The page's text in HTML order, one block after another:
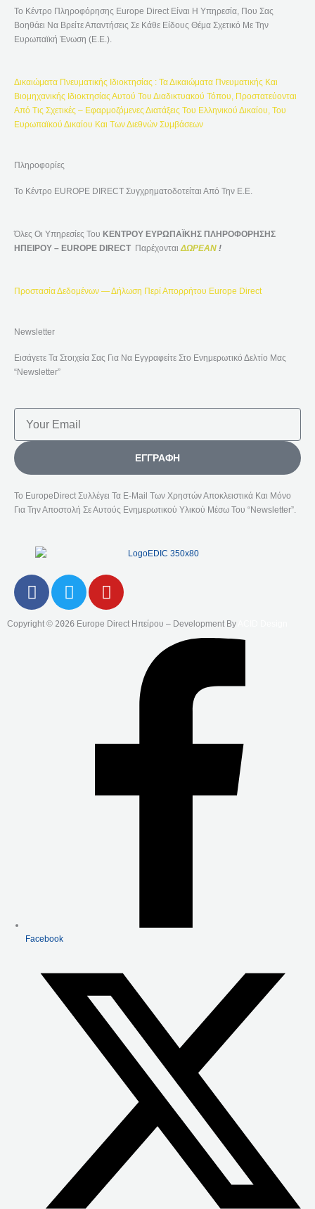
Σ
Η
Α
Το Κέντρο Πληροφόρησης Europe Direct Είναι Η Υπηρεσία, Που Σας
Βοηθάει Να Βρείτε Απαντήσεις Σε Κάθε Είδους Θέμα Σχετικό Με Την
Ευρωπαϊκή Ένωση (Ε.Ε.).
Δικαιώματα Πνευματικής Ιδιοκτησίας : Τα Δικαιώματα Πνευματικής Και
Βιομηχανικής Ιδιοκτησίας Αυτού Του Διαδικτυακού Τόπου, Προστατεύονται
Από Τις Σχετικές – Εφαρμοζόμενες Διατάξεις Του Ελληνικού Δικαίου, Του
Ευρωπαϊκού Δικαίου Και Των Διεθνών Συμβάσεων
Πληροφορίες
Το Κέντρο EUROPE DIRECT Συγχρηματοδοτείται Από Την Ε.Ε.
Όλες Οι Υπηρεσίες Του ΚΕΝΤΡΟΥ ΕΥΡΩΠΑΪΚΗΣ ΠΛΗΡΟΦΟΡΗΣΗΣ
ΗΠΕΙΡΟΥ – EUROPE DIRECT Παρέχονται ΔΩΡΕΑΝ !
Προστασία Δεδομένων — Δήλωση Περί Απορρήτου Europe Direct
Newsletter
Εισάγετε Τα Στοιχεία Σας Για Να Εγγραφείτε Στο Ενημερωτικό Δελτίο Μας
“Newsletter”
ΕΓΓΡΑΦΉ
Το EuropeDirect Συλλέγει Τα E-Mail Των Χρηστών Αποκλειστικά Και Μόνο
Για Την Αποστολή Σε Αυτούς Ενημερωτικού Υλικού Μέσω Του “Newsletter”.
F
A
C
T
W
I
Y
O
U
Copyright © 2026 Europe Direct Ηπείρου – Development By
Facebook